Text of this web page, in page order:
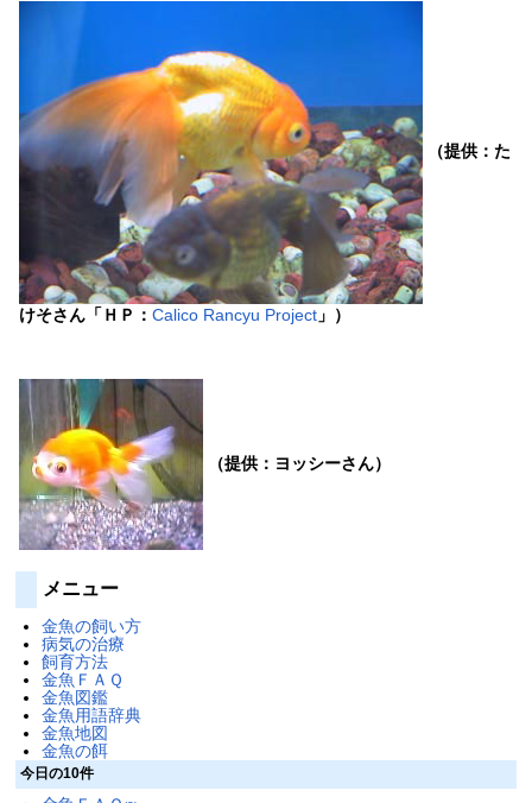
（提供：た
けそさん「ＨＰ：Calico Rancyu Project 」）
（提供：ヨッシーさん）
メニュー
金魚の飼い方
病気の治療
飼育方法
金魚ＦＡＱ
金魚図鑑
金魚用語辞典
金魚地図
金魚の餌
今日の10件